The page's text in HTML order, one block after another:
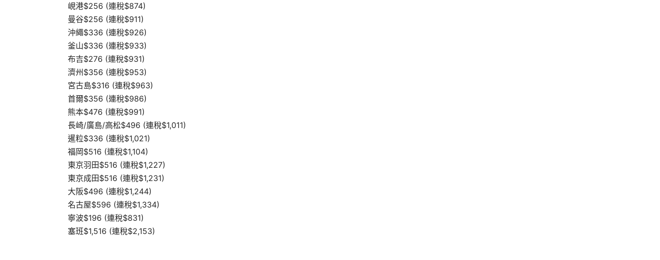
峴港$256 (連稅$874)
曼谷$256 (連稅$911)
沖繩$336 (連稅$926)
釜山$336 (連稅$933)
布吉$276 (連稅$931)
濟州$356 (連稅$953)
宮古島$316 (連稅$963)
首爾$356 (連稅$986)
熊本$476 (連稅$991)
長崎/廣島/高松$496 (連稅$1,011)
暹粒$336 (連稅$1,021)
福岡$516 (連稅$1,104)
東京羽田$516 (連稅$1,227)
東京成田$516 (連稅$1,231)
大阪$496 (連稅$1,244)
名古屋$596 (連稅$1,334)
寧波$196 (連稅$831)
塞班$1,516 (連稅$2,153)